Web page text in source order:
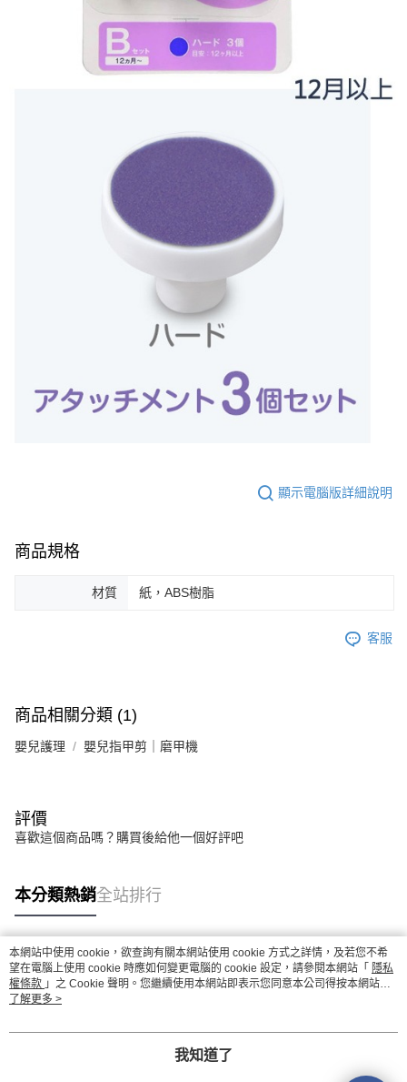
顯示電腦版詳細說明
商品規格
材質 紙，ABS樹脂
客服
商品相關分類 (1)
嬰兒護理 嬰兒指甲剪｜磨甲機
評價
喜歡這個商品嗎？購買後給他一個好評吧
本分類熱銷全站排行
熱門標籤
本網站中使用 cookie，欲查詢有關本網站使用 cookie 方式之詳情，及若您不希
望在電腦上使用 cookie 時應如何變更電腦的 cookie 設定，請參閱本網站「 隱私
權條款 」之 Cookie 聲明。您繼續使用本網站即表示您同意本公司得按本網站使
用條款之 Cookie 聲明使用 cookie。
了解更多 >
我知道了